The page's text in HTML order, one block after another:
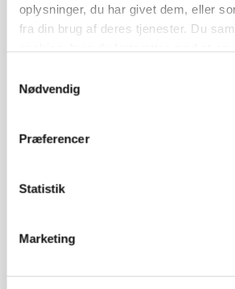
oplysninger, du har givet dem, eller
fra din brug af deres tjenester. Du
Nødvendig
Præferencer
Statistik
Marketing
6392, Bolderslev
Klimastald